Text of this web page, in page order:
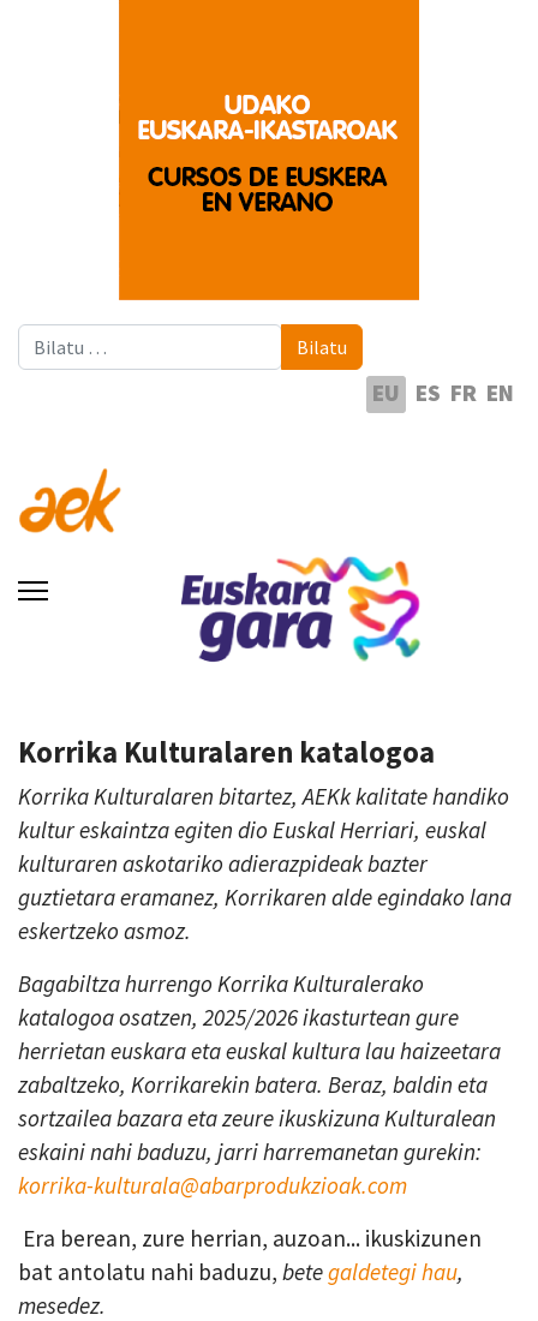
Bilatu Bilatu
EU ES FR EN
Korrika Kulturalaren katalogoa
Korrika Kulturalaren bitartez, AEKk kalitate handiko
kultur eskaintza egiten dio Euskal Herriari, euskal
kulturaren askotariko adierazpideak bazter
guztietara eramanez, Korrikaren alde egindako lana
eskertzeko asmoz.
Bagabiltza hurrengo Korrika Kulturalerako
katalogoa osatzen, 2025/2026 ikasturtean gure
herrietan euskara eta euskal kultura lau haizeetara
zabaltzeko, Korrikarekin batera. Beraz, baldin eta
sortzailea bazara eta zeure ikuskizuna Kulturalean
eskaini nahi baduzu, jarri harremanetan gurekin:
korrika-kulturala@abarprodukzioak.com
Era berean, zure herrian, auzoan... ikuskizunen
bat antolatu nahi baduzu, betegaldetegi hau,
mesedez.